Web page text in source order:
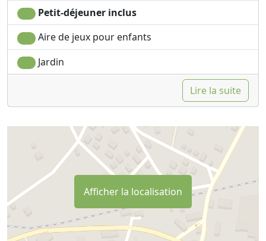
Petit-déjeuner inclus
Aire de jeux pour enfants
Jardin
Lire la suite
Afficher la localisation